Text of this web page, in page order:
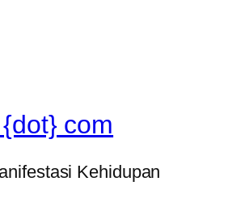
com
Kehidupan